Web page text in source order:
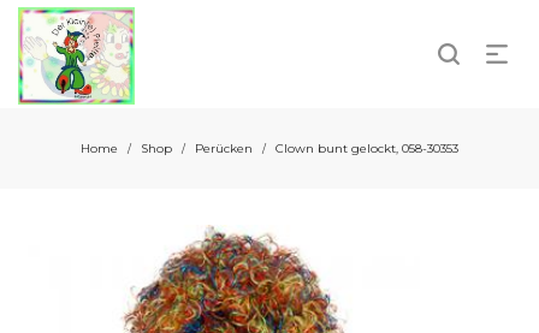
Home / Shop / Perücken / Clown bunt gelockt, 058-30353